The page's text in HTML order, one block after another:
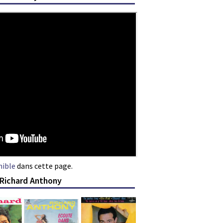
dans cette page.
Anthony